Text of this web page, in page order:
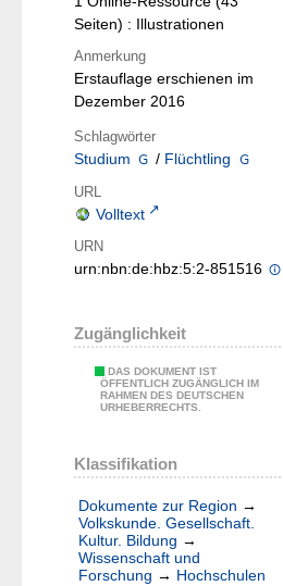
Seiten) : Illustrationen
Anmerkung
Erstauflage erschienen im
Dezember 2016
Schlagwörter
Studium / Flüchtling
URL
Volltext
URN
urn:nbn:de:hbz:5:2-851516
Zugänglichkeit
DAS DOKUMENT IST
ÖFFENTLICH ZUGÄNGLICH IM
RAHMEN DES DEUTSCHEN
URHEBERRECHTS.
Klassifikation
Dokumente zur Region →
Volkskunde. Gesellschaft.
Kultur. Bildung →
Wissenschaft und
Forschung → Hochschulen